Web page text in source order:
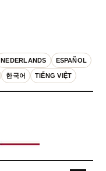
NEDERLANDS ESPAÑOL
한국어 TIẾNG VIỆT